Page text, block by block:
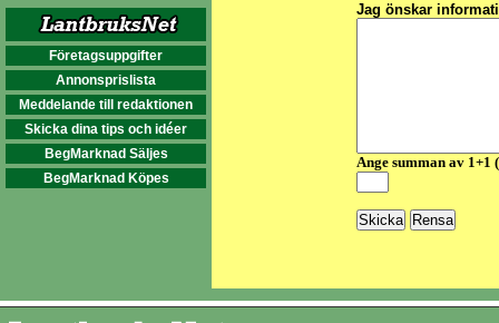
Företagsuppgifter
Annonsprislista
Meddelande till redaktionen
Skicka dina tips och idéer
BegMarknad Säljes
BegMarknad Köpes
Jag önskar
Ange summan av 1+1